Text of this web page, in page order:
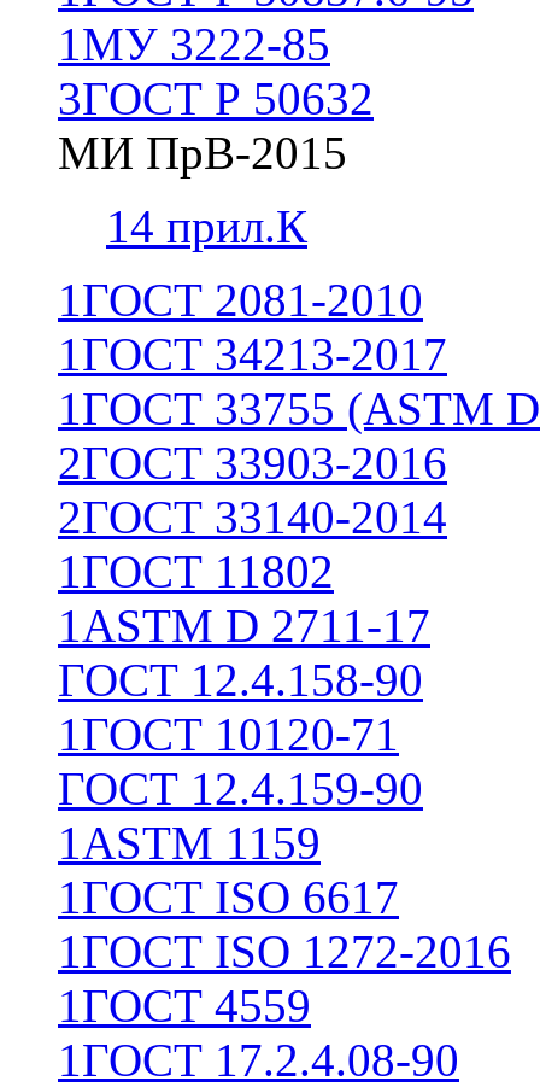
1МУ 3222-85
3ГОСТ Р 50632
МИ ПрВ-2015
14 прил.К
1ГОСТ 2081-2010
1ГОСТ 34213-2017
1ГОСТ 33755 (ASTM
2ГОСТ 33903-2016
2ГОСТ 33140-2014
1ГОСТ 11802
1ASTM D 2711-17
ГОСТ 12.4.158-90
1ГОСТ 10120-71
ГОСТ 12.4.159-90
1ASTM 1159
1ГОСТ ISO 6617
1ГОСТ ISO 1272-2016
1ГОСТ 4559
1ГОСТ 17.2.4.08-90